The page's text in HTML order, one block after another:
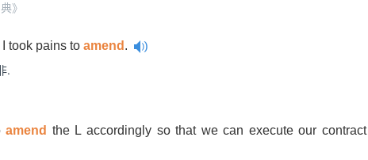
》
took pains to amend .
.
amend the L accordingly so that we can execute our contract